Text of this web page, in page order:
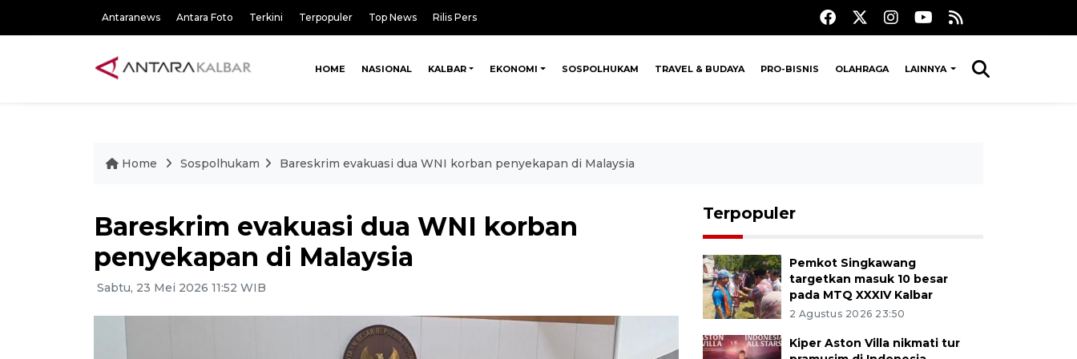
Antaranews Antara Foto Terkini Terpopuler Top News Rilis Pers
HOME NASIONAL KALBAR EKONOMI SOSPOLHUKAM TRAVEL & BUDAYA PRO-BISNIS OLAHRAGA LAINNYA
Home Sospolhukam Bareskrim evakuasi dua WNI korban penyekapan di Malaysia
Bareskrim evakuasi dua WNI korban
penyekapan di Malaysia
Sabtu, 23 Mei 2026 11:52 WIB
Terpopuler
Pemkot Singkawang
targetkan masuk 10 besar
pada MTQ XXXIV Kalbar
2 Agustus 2026 23:50
Kiper Aston Villa nikmati tur